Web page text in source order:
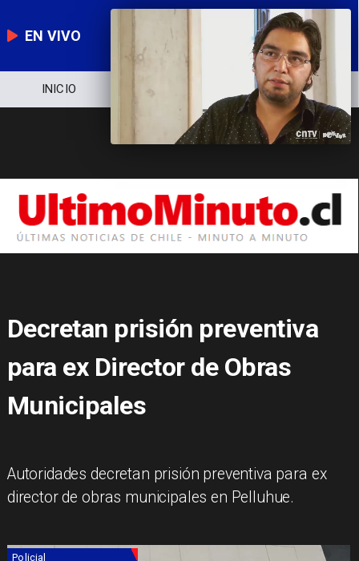
EN VIVO
NOTICIERO POLÍTICA ECONOMÍA
Decretan prisión preventiva
para ex Director de Obras
Municipales
Autoridades decretan prisión preventiva para ex
director de obras municipales en Pelluhue.
Policial